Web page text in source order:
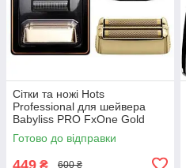
Сітки та ножі Hots
Professional для шейвера
Babyliss PRO FxOne Gold
FX79FSGE (HP-FX79RF2GE)
Готово до відправки
449 ₴ 600 ₴